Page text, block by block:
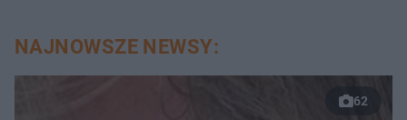
NAJNOWSZE NEWSY:
62